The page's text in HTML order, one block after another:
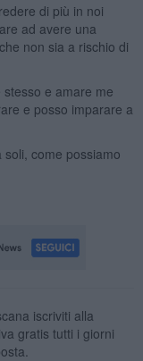
di più in noi
ad avere una
non sia a rischio di
e amare me
e posso imparare a
come possiamo
iscriviti alla
gratis tutti i giorni